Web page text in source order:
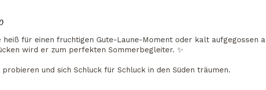
heiß für einen fruchtigen Gute-Laune-Moment oder kalt
wird er zum perfekten Sommerbegleiter. ✨
und sich Schluck für Schluck in den Süden träumen.